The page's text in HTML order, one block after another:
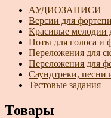
АУДИОЗАПИСИ
Версии для
Красивые мелодии
Ноты для голоса и
Переложения для
Переложения для
Саундтреки, песни
Тестовые задания
Товары